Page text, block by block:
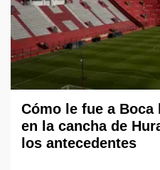
Cómo le fue a Boca
en la cancha de
los antecedentes